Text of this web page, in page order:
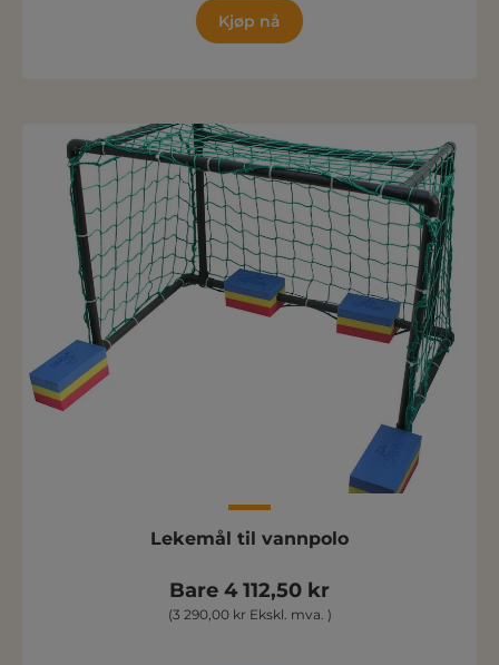
Kjøp nå
Lekemål til vannpolo
Bare 4 112,50 kr
(3 290,00 kr Ekskl. mva. )